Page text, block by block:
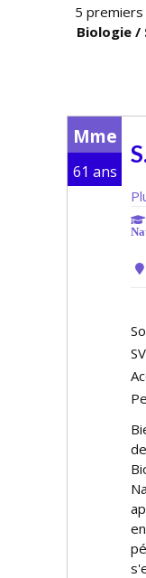
5
Biologie /
Mme
61 ans